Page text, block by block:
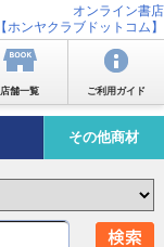
オンライン書店
【ホンヤクラブドットコム】
店舗一覧 ご利用ガイド
その他商材